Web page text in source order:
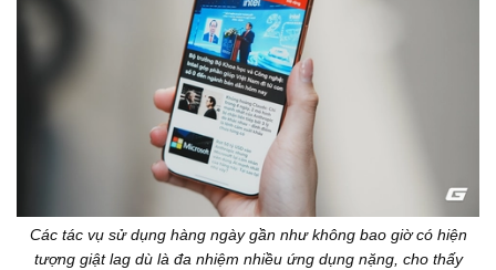
Các tác vụ sử dụng hàng ngày gần như không bao giờ có hiện
tượng giật lag dù là đa nhiệm nhiều ứng dụng nặng, cho thấy